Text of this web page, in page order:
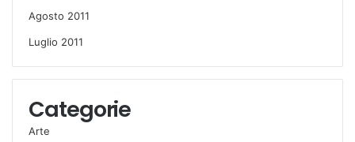
Agosto 2011
Luglio 2011
Categorie
Arte